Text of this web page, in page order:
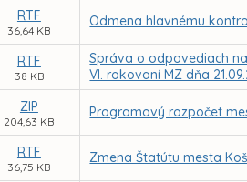
RTF
36,64 KB
Odmena hlavnému
RTF
38 KB
Správa o odpovediach
VI. rokovaní MZ dňa
ZIP
204,63 KB
Programový rozpočet
RTF
36,75 KB
Zmena Štatútu mesta